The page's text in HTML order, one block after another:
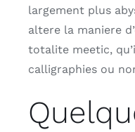
largement plus
altere la maniere
totalite meetic,
calligraphies ou